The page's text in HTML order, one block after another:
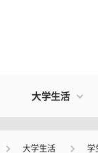
大学生活
大学生活 学